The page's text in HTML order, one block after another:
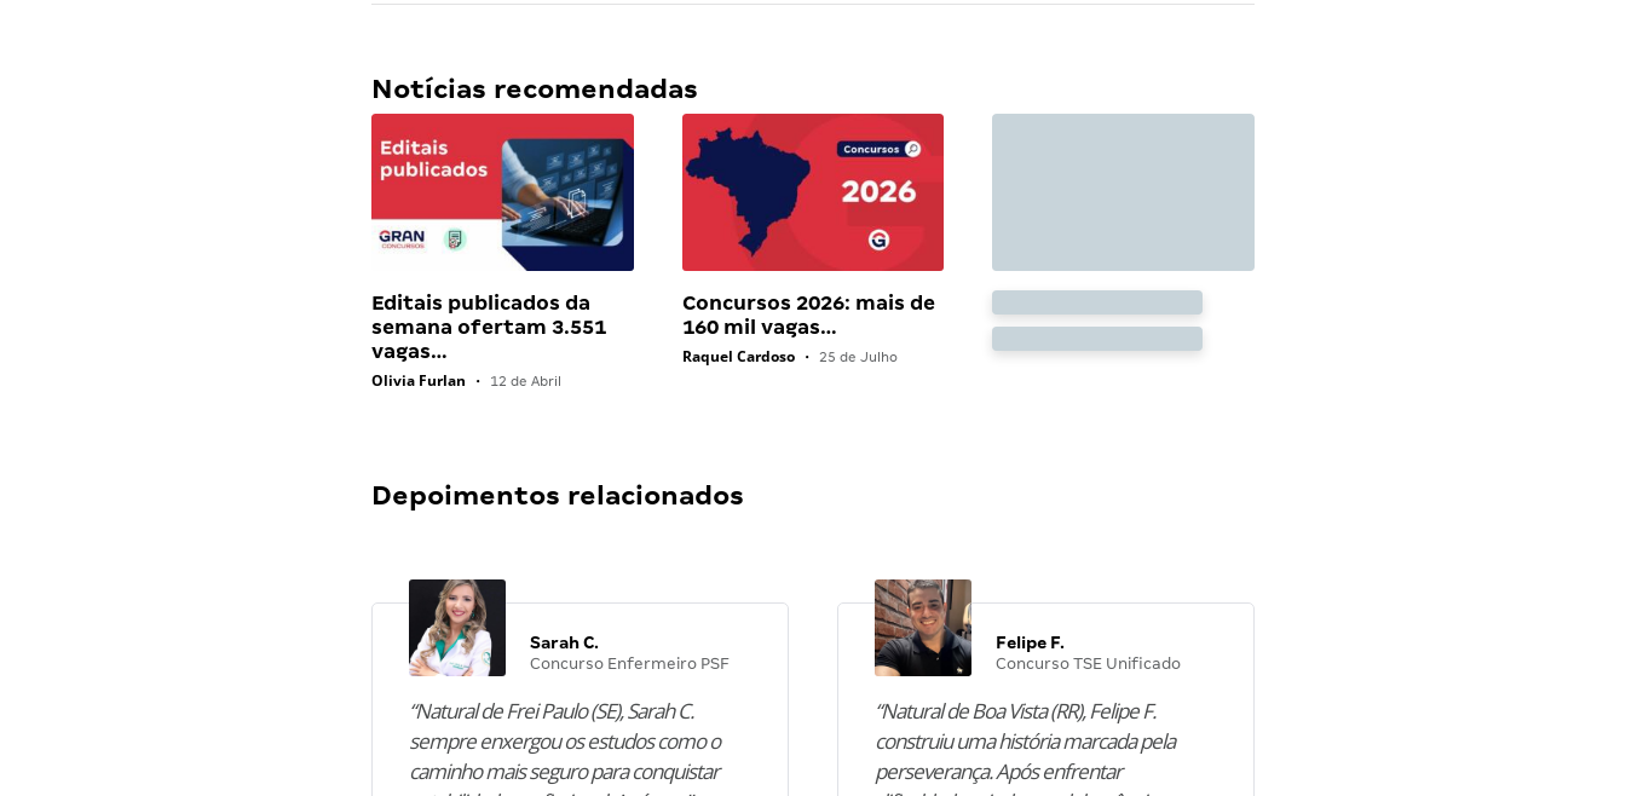
Notícias recomendadas
Editais publicados da
semana ofertam 3.551
vagas…
Olivia Furlan • 12 de Abril
Concursos 2026: mais de
160 mil vagas…
Raquel Cardoso • 25 de Julho
Depoimentos relacionados
Sarah C.
Concurso Enfermeiro PSF
“Natural de Frei Paulo (SE), Sarah C.
sempre enxergou os estudos como o
caminho mais seguro para conquistar
Felipe F.
Concurso TSE Unificado
“Natural de Boa Vista (RR), Felipe F.
construiu uma história marcada pela
perseverança. Após enfrentar